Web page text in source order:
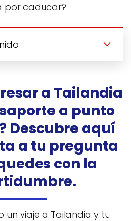
por caducar?
a Tailandia
a punto
Descubre aquí
a tu pregunta
con la
un viaje a Tailandia y tu